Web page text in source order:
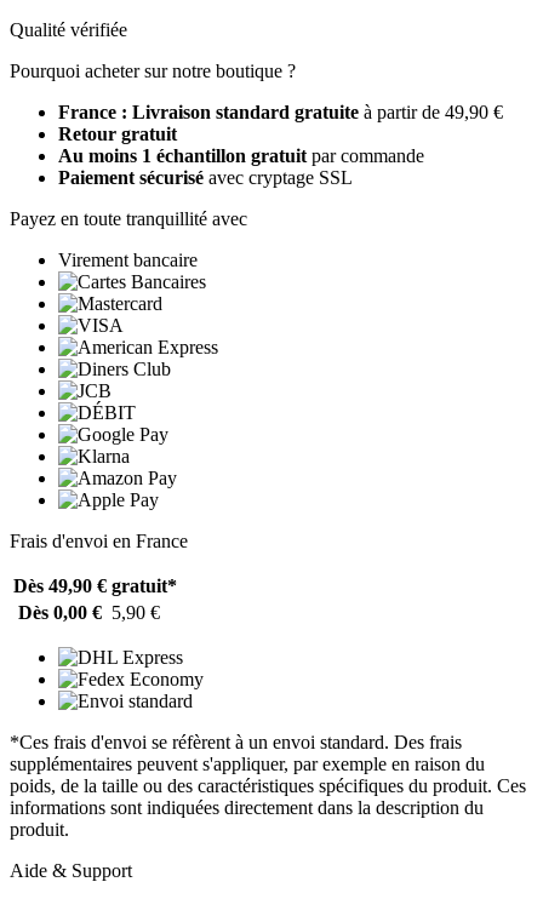
Qualité vérifiée
Pourquoi acheter sur notre boutique ?
France : Livraison standard gratuite à partir de 49,90 €
Retour gratuit
Au moins 1 échantillon gratuit par commande
Paiement sécurisé avec cryptage SSL
Payez en toute tranquillité avec
Virement bancaire
Frais d'envoi en France
Dès 49,90 € gratuit*
Dès 0,00 € 5,90 €
*Ces frais d'envoi se réfèrent à un envoi standard. Des frais
supplémentaires peuvent s'appliquer, par exemple en raison du
poids, de la taille ou des caractéristiques spécifiques du produit. Ces
informations sont indiquées directement dans la description du
produit.
Aide & Support